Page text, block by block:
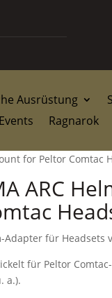
Ausrüstung
Events Ragnarok
for Peltor Comtac
ARC
Adapter für Headsets
für Peltor
a.).